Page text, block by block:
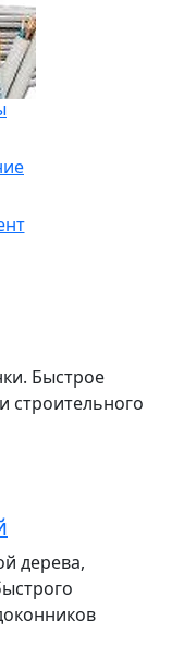
Быстрое
строительного
дерева,